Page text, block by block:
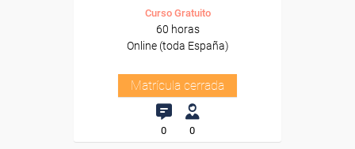
Curso Gratuito
60 horas
Online (toda España)
Matrícula cerrada
0 0